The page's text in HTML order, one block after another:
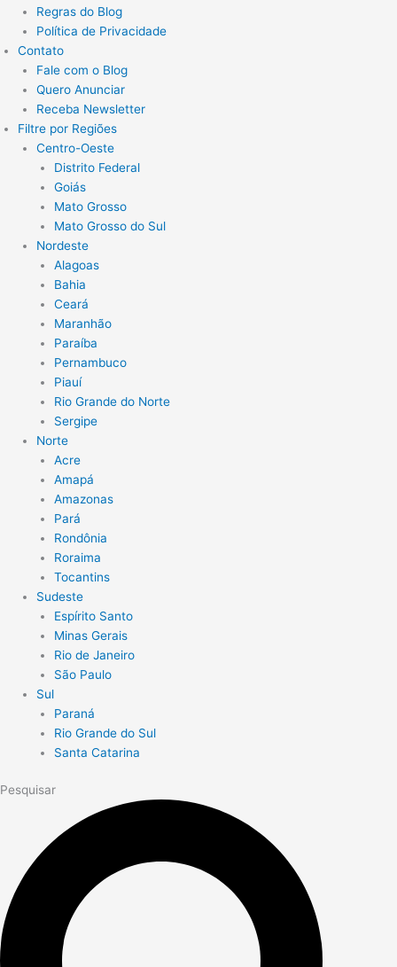
Regras do Blog
Política de Privacidade
Contato
Fale com o Blog
Quero Anunciar
Receba Newsletter
Filtre por Regiões
Centro-Oeste
Distrito Federal
Goiás
Mato Grosso
Mato Grosso do Sul
Nordeste
Alagoas
Bahia
Ceará
Maranhão
Paraíba
Pernambuco
Piauí
Rio Grande do Norte
Sergipe
Norte
Acre
Amapá
Amazonas
Pará
Rondônia
Roraima
Tocantins
Sudeste
Espírito Santo
Minas Gerais
Rio de Janeiro
São Paulo
Sul
Paraná
Rio Grande do Sul
Santa Catarina
Pesquisar